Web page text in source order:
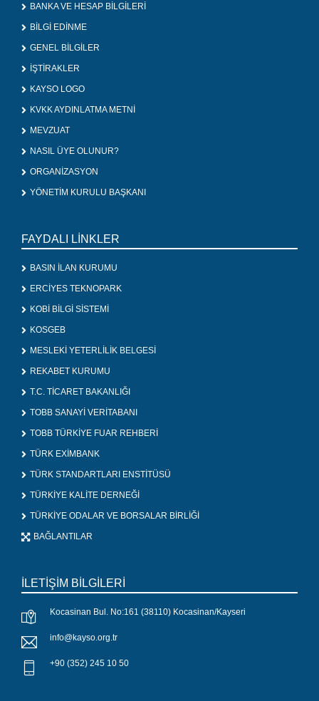
BANKA VE HESAP BİLGİLERİ
BİLGİ EDİNME
GENEL BİLGİLER
İŞTİRAKLER
KAYSO LOGO
KVKK AYDINLATMA METNİ
MEVZUAT
NASIL ÜYE OLUNUR?
ORGANİZASYON
YÖNETİM KURULU BAŞKANI
FAYDALI LİNKLER
BASIN İLAN KURUMU
ERCİYES TEKNOPARK
KOBİ BİLGİ SİSTEMİ
KOSGEB
MESLEKİ YETERLİLİK BELGESİ
REKABET KURUMU
T.C. TİCARET BAKANLIĞI
TOBB SANAYİ VERİTABANI
TOBB TÜRKİYE FUAR REHBERİ
TÜRK EXİMBANK
TÜRK STANDARTLARI ENSTİTÜSÜ
TÜRKİYE KALİTE DERNEĞİ
TÜRKİYE ODALAR VE BORSALAR BİRLİĞİ
BAĞLANTILAR
İLETİŞİM BİLGİLERİ
Kocasinan Bul. No:161 (38110) Kocasinan/Kayseri
info@kayso.org.tr
+90 (352) 245 10 50